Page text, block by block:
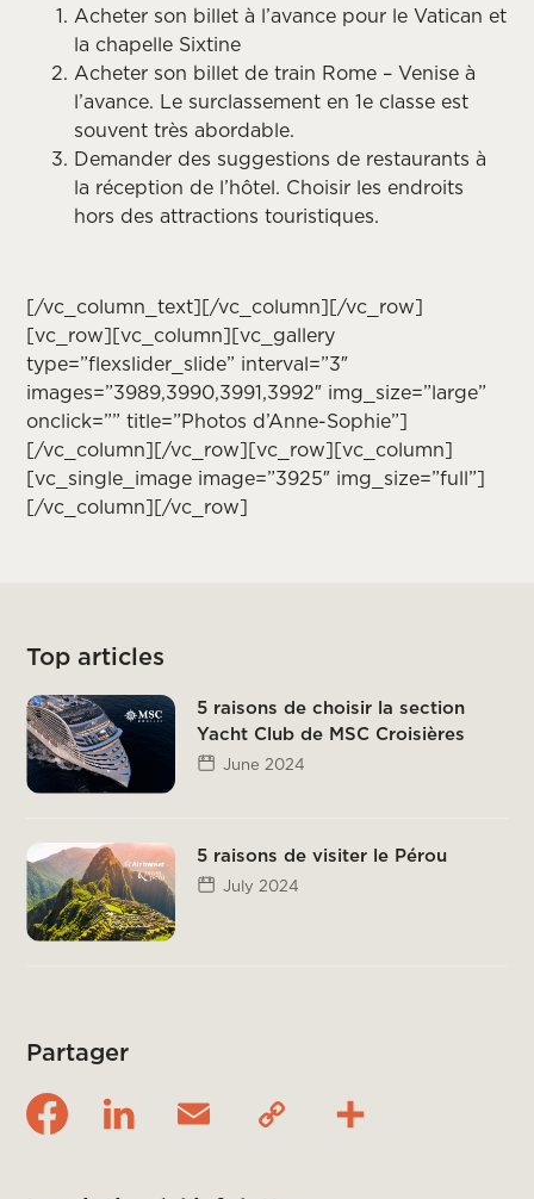
Acheter son billet à l’avance pour le Vatican et
la chapelle Sixtine
Acheter son billet de train Rome – Venise à
l’avance. Le surclassement en 1e classe est
souvent très abordable.
Demander des suggestions de restaurants à
la réception de l’hôtel. Choisir les endroits
hors des attractions touristiques.
[/vc_column_text][/vc_column][/vc_row]
[vc_row][vc_column][vc_gallery
type=”flexslider_slide” interval=”3″
images=”3989,3990,3991,3992″ img_size=”large”
onclick=”” title=”Photos d’Anne-Sophie”]
[/vc_column][/vc_row][vc_row][vc_column]
[vc_single_image image=”3925″ img_size=”full”]
[/vc_column][/vc_row]
Top articles
5 raisons de choisir la section
Yacht Club de MSC Croisières
June 2024
5 raisons de visiter le Pérou
July 2024
Partager